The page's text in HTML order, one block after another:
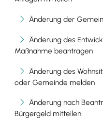
Änderung der
Änderung des
Maßnahme beantragen
Änderung des
oder Gemeinde melden
Änderung nach
Bürgergeld mitteilen